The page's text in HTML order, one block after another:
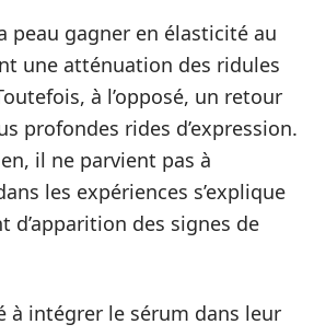
peau gagner en élasticité au
une atténuation des ridules
à l’opposé, un retour
profondes rides d’expression.
il ne parvient pas à
les expériences s’explique
d’apparition des signes de
à intégrer le sérum dans leur